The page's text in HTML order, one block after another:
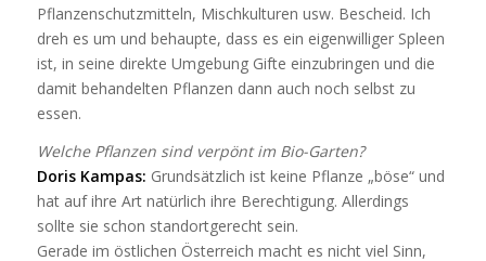
Pflanzenschutzmitteln, Mischkulturen usw. Bescheid. Ich
dreh es um und behaupte, dass es ein eigenwilliger Spleen
ist, in seine direkte Umgebung Gifte einzubringen und die
damit behandelten Pflanzen dann auch noch selbst zu
essen.
Welche Pflanzen sind verpönt im Bio-Garten?
Doris Kampas: Grundsätzlich ist keine Pflanze „böse“ und
hat auf ihre Art natürlich ihre Berechtigung. Allerdings
sollte sie schon standortgerecht sein.
Gerade im östlichen Österreich macht es nicht viel Sinn,